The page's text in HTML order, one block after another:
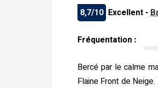
8,7/10 Excellent -
Fréquentation :
Bercé par le calme
Flaine Front de